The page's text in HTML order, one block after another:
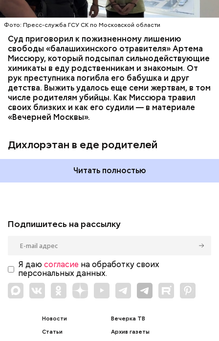
Фото: Пресс-служба ГСУ СК по Московской области
Суд приговорил к пожизненному лишению
свободы «балашихинского отравителя» Артема
Миссюру, который подсыпал сильнодействующие
химикаты в еду родственникам и знакомым. От
рук преступника погибла его бабушка и друг
детства. Выжить удалось еще семи жертвам, в том
числе родителям убийцы. Как Миссюра травил
своих близких и как его судили — в материале
«Вечерней Москвы».
Дихлорэтан в еде родителей
химикат дихлорэтан, который не мог попасть в
организм супругов случайно. То же самое вещество
нашли в еде, изъятой из квартиры пострадавших.
Читать полностью
Подпишитесь на рассылку
Я даю согласие на обработку своих
персональных данных.
Новости
Статьи
Вечерка ТВ
Архив газеты